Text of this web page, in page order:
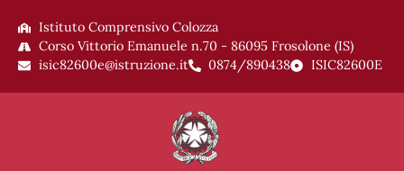
Istituto Comprensivo Colozza
Corso Vittorio Emanuele n.70 - 86095 Frosolone (IS)
isic82600e@istruzione.it
0874/890438 ISIC82600E